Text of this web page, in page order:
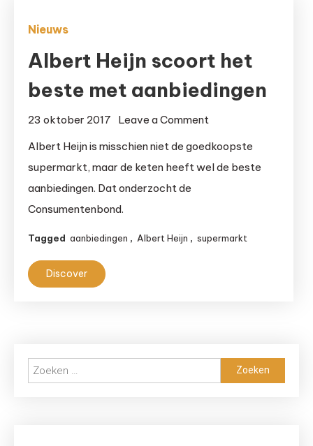
Nieuws
Albert Heijn scoort het
beste met aanbiedingen
23 oktober 2017 Leave a Comment
Heijn
scoort
Albert Heijn is misschien niet de goedkoopste
supermarkt, maar de keten heeft wel de beste
aanbiedingen. Dat onderzocht de
Consumentenbond.
Tagged aanbiedingen , Albert Heijn , supermarkt
Discover
Zoeken
naar: